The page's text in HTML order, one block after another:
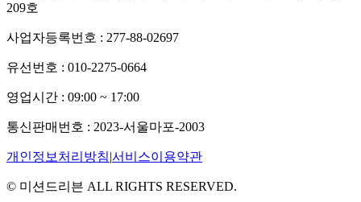
209호
사업자등록번호 : 277-88-02697
유선번호 : 010-2275-0664
영업시간 : 09:00 ~ 17:00
통신판매번호 : 2023-서울마포-2003
개인정보처리방침|서비스이용약관
© 미션드리븐 ALL RIGHTS RESERVED.